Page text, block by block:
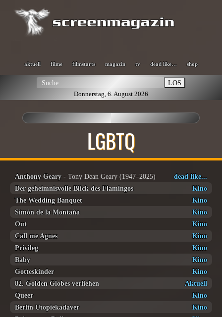
aktuell filme filmstarts magazin tv dead like… shop
LOS
Donnerstag, 6. August 2026
LGBTQ
Anthony Geary - Tony Dean Geary (1947–2025)
dead like...
Der geheimnisvolle Blick des Flamingos
Kino
The Wedding Banquet
Kino
Simón de la Montaña
Kino
Out
Kino
Call me Agnes
Kino
Privileg
Kino
Baby
Kino
Gotteskinder
Kino
82. Golden Globes verliehen
Aktuell
Queer
Kino
Berlin Utopiekadaver
Kino